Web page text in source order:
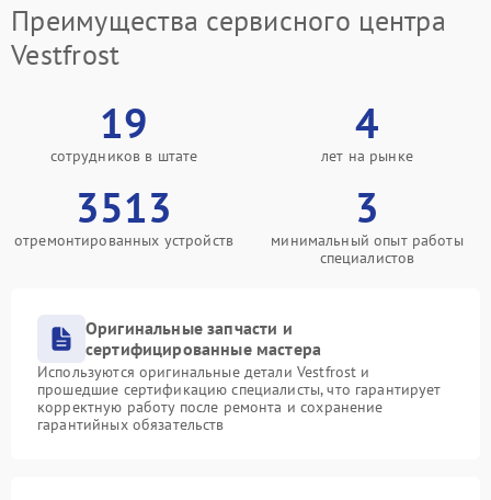
Преимущества сервисного центра
Vestfrost
19
сотрудников в штате
4
лет на рынке
3513
отремонтированных устройств
3
минимальный опыт работы
специалистов
Оригинальные запчасти и
сертифицированные мастера
Используются оригинальные детали Vestfrost и
прошедшие сертификацию специалисты, что гарантирует
корректную работу после ремонта и сохранение
гарантийных обязательств